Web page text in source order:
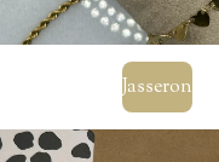
Jasseron